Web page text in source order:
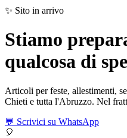
✨ Sito in arrivo
Stiamo
qualcosa di
Articoli per feste, allestimenti,
Chieti e tutta l'Abruzzo. Nel
💬 Scrivici su WhatsApp
🎈